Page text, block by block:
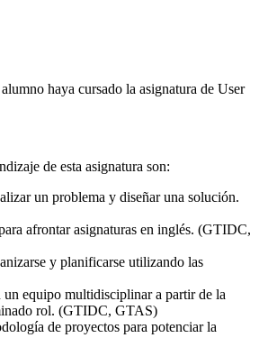
haya cursado la asignatura de User
de esta asignatura son:
un problema y diseñar una solución.
afrontar asignaturas en inglés. (GTIDC,
y planificarse utilizando las
equipo multidisciplinar a partir de la
rol. (GTIDC, GTAS)
de proyectos para potenciar la